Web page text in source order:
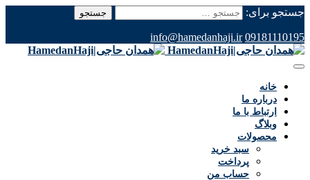
جستجو برای:
09181110195
info@hamedanhaji.ir
خانه
درباره ما
ارتباط با ما
وبلاگ
محصولات
سبد خرید
پرداخت
حساب من